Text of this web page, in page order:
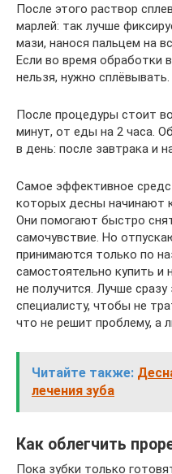
После этого раствор
марлей: так лучше
мази, нанося пальцем на
Если во время обработки
нельзя, нужно сплёвывать.
После процедуры стоит
минут, от еды на 2 часа.
в день: после завтрака и
Самое эффективное
которых десны начинают
Они помогают быстро
самочувствие. Но
принимаются только по
самостоятельно купить и
не получится. Лучше
специалисту, чтобы не
что не решит проблему, а
Читайте также:
лечения зуба
Как облегчить
Пока зубки только